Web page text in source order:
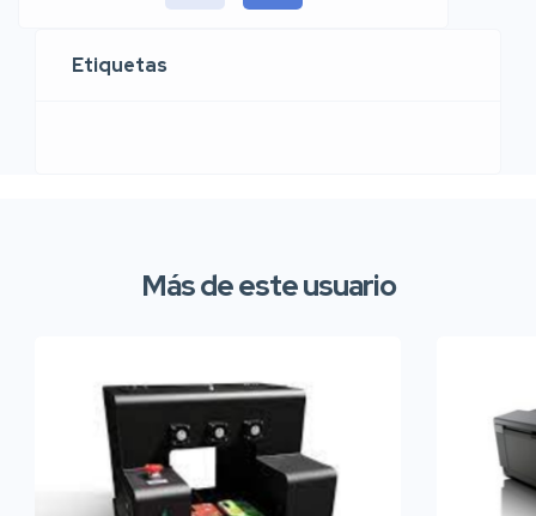
Etiquetas
Más de este usuario